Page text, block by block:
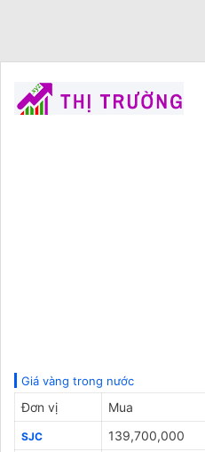
Giá vàng trong nước
Đơn vị Mua
SJC 139,700,000